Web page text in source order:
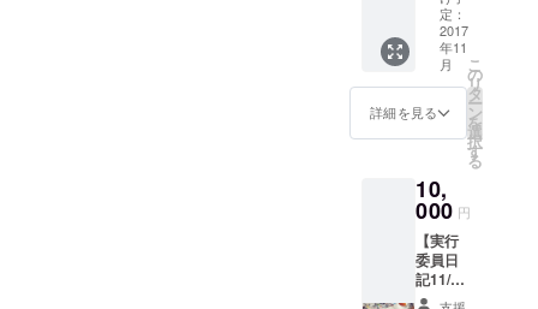
に、
「ホリ
エモン
展 ス
テッ
カー
）」を
お付け
して送
りま
す。
本に、
貴重な
直筆サ
イン付
き「東
大から
刑務
所」を
しま
す。
定：
2017
年11
月
詳細を見る
こ
の
リ
タ
ー
ン
を
選
択
す
る
10,
000 円
【実行
委員日
記11/1-
5分お届